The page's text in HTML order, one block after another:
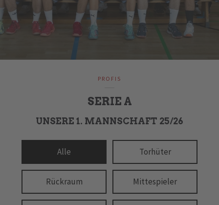
PROFIS
SERIE A
UNSERE 1. MANNSCHAFT 25/26
Alle Torhüter
Rückraum Mittespieler